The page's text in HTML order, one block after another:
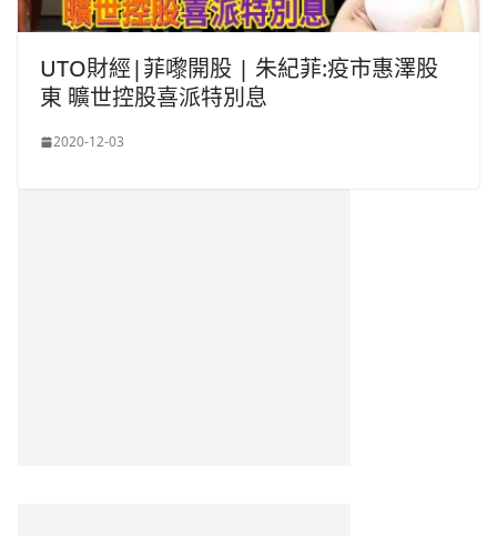
UTO財經|菲嚟開股 | 朱紀菲:疫市惠澤股
東 曠世控股喜派特別息
2020-12-03